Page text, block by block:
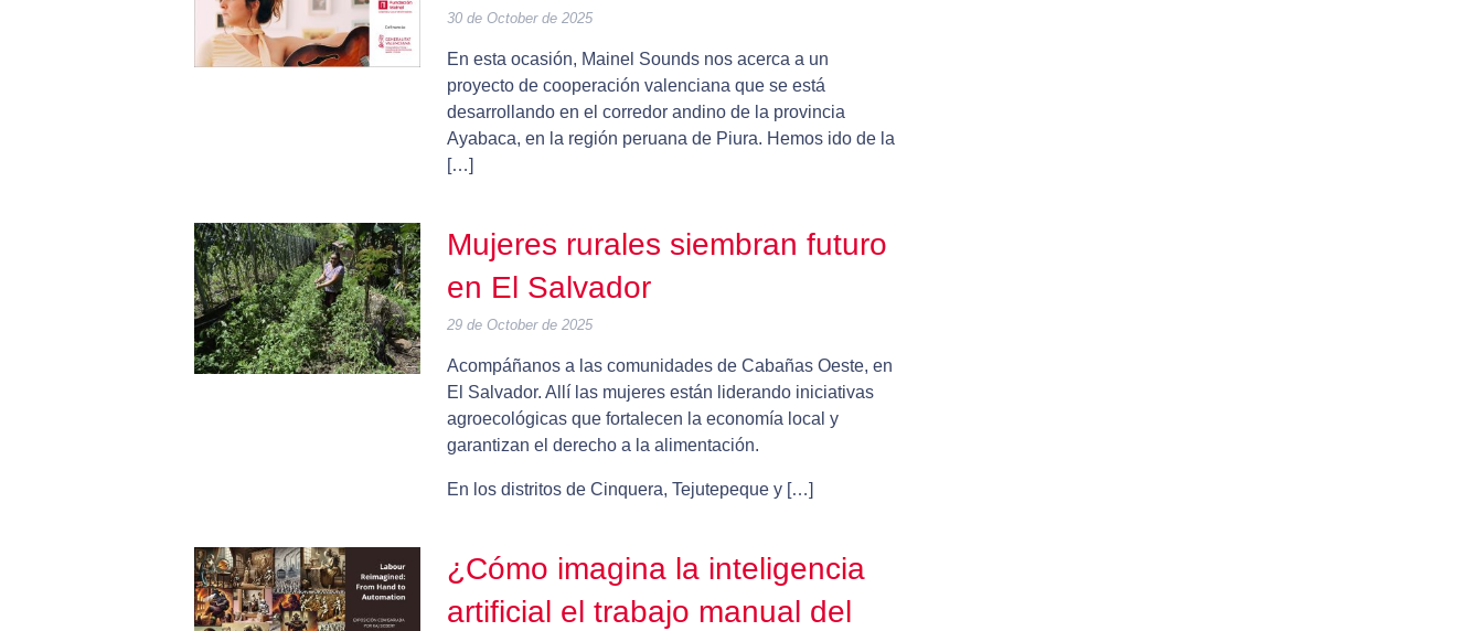
30 de October de 2025
En esta ocasión, Mainel Sounds nos acerca a un
proyecto de cooperación valenciana que se está
desarrollando en el corredor andino de la provincia
Ayabaca, en la región peruana de Piura. Hemos ido de la
[…]
Mujeres rurales siembran futuro
en El Salvador
29 de October de 2025
Acompáñanos a las comunidades de Cabañas Oeste, en
El Salvador. Allí las mujeres están liderando iniciativas
agroecológicas que fortalecen la economía local y
garantizan el derecho a la alimentación.
En los distritos de Cinquera, Tejutepeque y […]
¿Cómo imagina la inteligencia
artificial el trabajo manual del